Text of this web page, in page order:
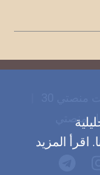
المزيد
منصتي